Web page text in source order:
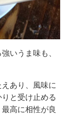
いうま味も、
あり、風味に
と受け止める
高に相性が良